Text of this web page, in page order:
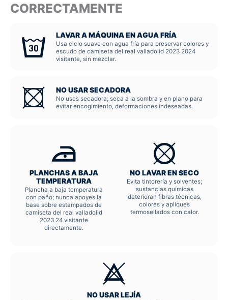
CORRECTAMENTE
LAVAR A MÁQUINA EN AGUA FRÍA
Usa ciclo suave con agua fría para preservar colores y
escudo de camiseta del real valladolid 2023 2024
visitante, sin mezclar.
NO USAR SECADORA
No uses secadora; seca a la sombra y en plano para
evitar encogimiento, deformaciones indeseadas.
PLANCHAS A BAJA
TEMPERATURA
Plancha a baja temperatura
con paño; nunca apoyes la
base sobre estampados de
camiseta del real valladolid
2023 24 visitante
directamente.
NO LAVAR EN SECO
Evita tintorería y solventes;
sustancias químicas
deterioran fibras técnicas,
colores y apliques
termosellados con calor.
NO USAR LEJÍA